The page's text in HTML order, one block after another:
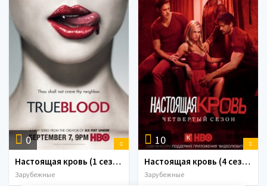
0
Настоящая кровь (1 сезон) (2008)
Зарубежные
10
Настоящая кровь (4 сезон) (2011)
Зарубежные